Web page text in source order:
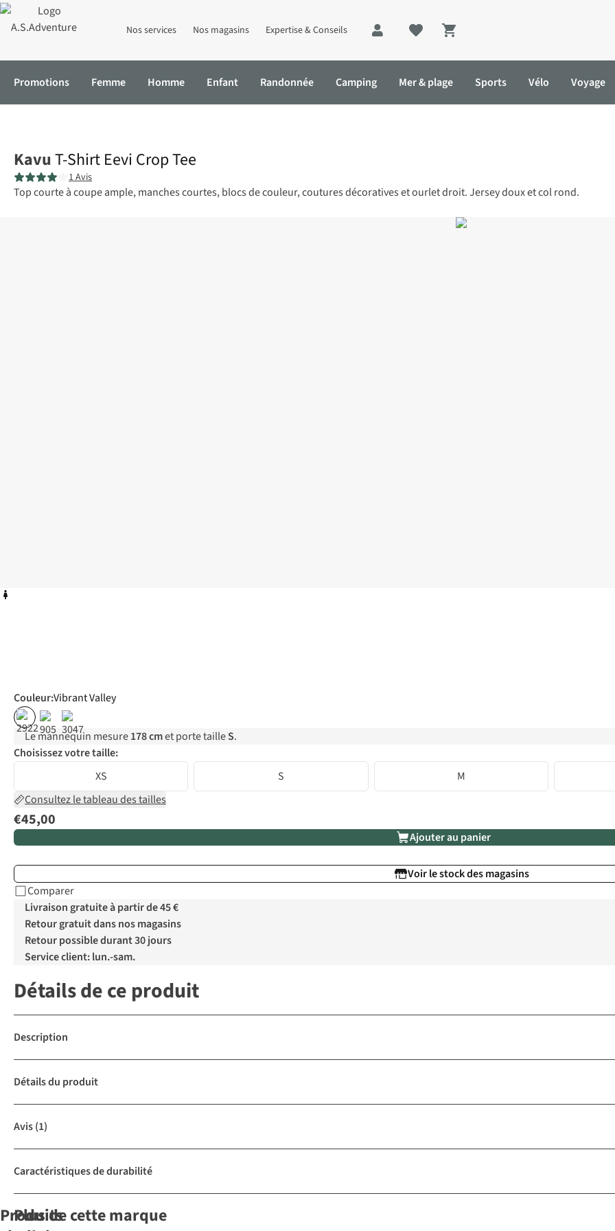
Nos services Nos magasins Expertise & Conseils
Shopping cart
Promotions Femme Homme Enfant Randonnée Camping Mer & plage Sports Vélo Voyage
Kavu T-Shirt Eevi Crop Tee
1 Avis
Top courte à coupe ample, manches courtes, blocs de couleur, coutures décoratives et ourlet droit. Jersey doux et col rond.
Couleur:Vibrant Valley
Le mannequin mesure178 cmet porte tailleS.
Choisissez votre taille:
XS
S
M
Consultez le tableau des tailles
€45,00
Ajouter au panier
Voir le stock des magasins
Comparer
Livraison gratuite à partir de 45 €
Retour gratuit dans nos magasins
Retour possible durant 30 jours
Service client: lun.-sam.
Détails de ce produit
Description
Détails du produit
Avis(1)
Caractéristiques de durabilité
Produits
Plus de cette marque